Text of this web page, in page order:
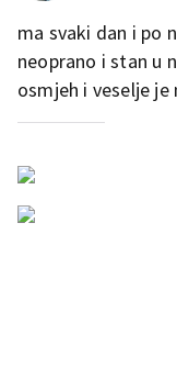
ma svaki dan i po
neoprano i stan u
osmjeh i veselje je